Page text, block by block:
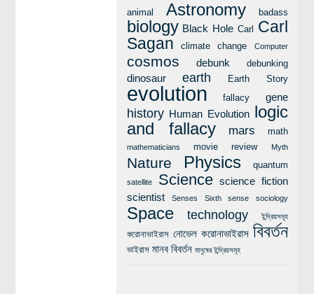
animal Astronomy badass
biology Black Hole Carl
Carl
Sagan
climate change Computer
cosmos debunk debunking
dinosaur earth Earth Story
evolution fallacy gene
history Human Evolution
logic
and fallacy
mars math
mathematicians movie review Myth
Nature Physics quantum
satellite Science science fiction
scientist
Senses Sixth sense sociology
Space technology ইন্দ্রিয়সমূহ
করোনাভাইরাস নোভেল করোনাভাইরাস বিবর্তন
ভাইরাস মানব বিবর্তন মানুষের ইন্দ্রিয়সমূহ